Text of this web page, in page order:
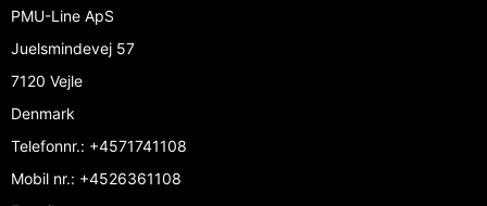
PMU-Line ApS
Juelsmindevej 57
7120 Vejle
Denmark
Telefonnr.: +4571741108
Mobil nr.: +4526361108